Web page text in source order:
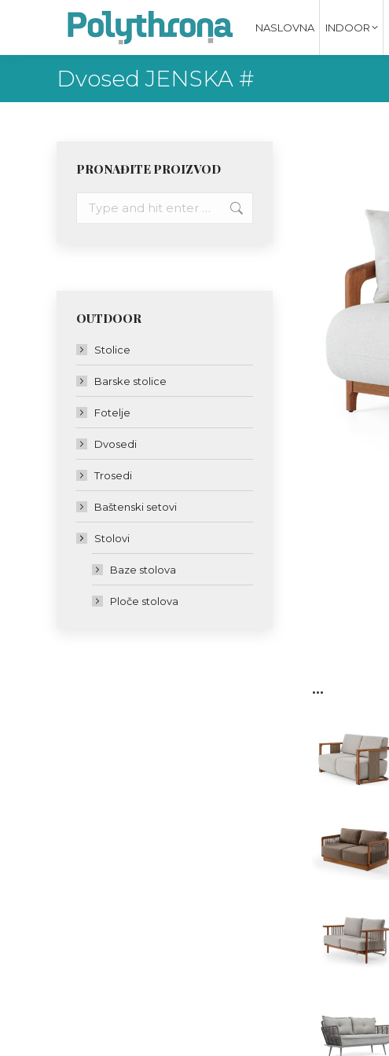
NASLOVNA INDOOR
Dvosed JENSKA #
...
PRONAĐITE PROIZVOD
OUTDOOR
Stolice
Barske stolice
Fotelje
Dvosedi
Trosedi
Baštenski setovi
Stolovi
Baze stolova
Ploče stolova